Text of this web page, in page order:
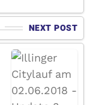
NEXT POST